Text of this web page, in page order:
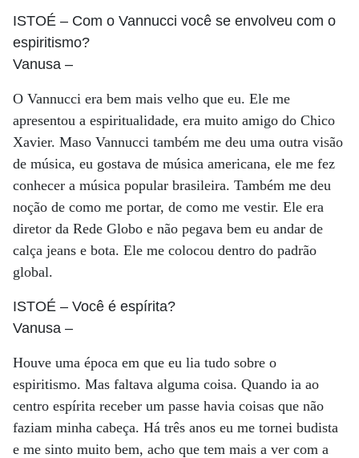
ISTOÉ – Com o Vannucci você se envolveu com o
espiritismo?
Vanusa –
O Vannucci era bem mais velho que eu. Ele me
apresentou a espiritualidade, era muito amigo do Chico
Xavier. Maso Vannucci também me deu uma outra visão
de música, eu gostava de música americana, ele me fez
conhecer a música popular brasileira. Também me deu
noção de como me portar, de como me vestir. Ele era
diretor da Rede Globo e não pegava bem eu andar de
calça jeans e bota. Ele me colocou dentro do padrão
global.
ISTOÉ – Você é espírita?
Vanusa –
Houve uma época em que eu lia tudo sobre o
espiritismo. Mas faltava alguma coisa. Quando ia ao
centro espírita receber um passe havia coisas que não
faziam minha cabeça. Há três anos eu me tornei budista
e me sinto muito bem, acho que tem mais a ver com a